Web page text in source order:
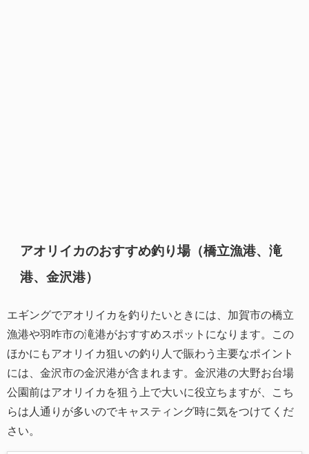
アオリイカのおすすめ釣り場（橋立漁港、滝
港、金沢港）
エギングでアオリイカを釣りたいときには、加賀市の橋立
漁港や羽咋市の滝港がおすすめスポットになります。この
ほかにもアオリイカ狙いの釣り人で賑わう主要なポイント
には、金沢市の金沢港が含まれます。金沢港の大野お台場
公園前はアオリイカを狙う上で大いに役立ちますが、こち
らは人通りが多いのでキャスティング時に気をつけてくだ
さい。